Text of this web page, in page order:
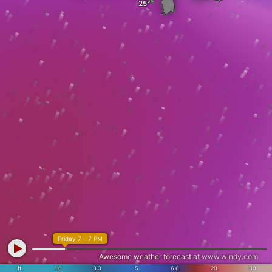
ft 1.6 3.3 5 6.6 20 30
Friday 7 - 7 PM
Awesome weather forecast at www.windy.com